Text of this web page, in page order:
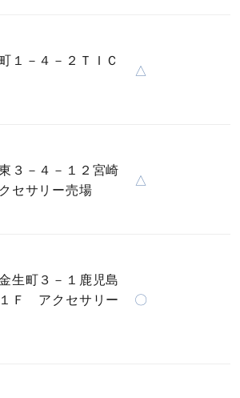
１－４－２ＴＩＣ
△
３－４－１２宮崎
サリー売場
△
生町３－１鹿児島
Ｆ アクセサリー
〇